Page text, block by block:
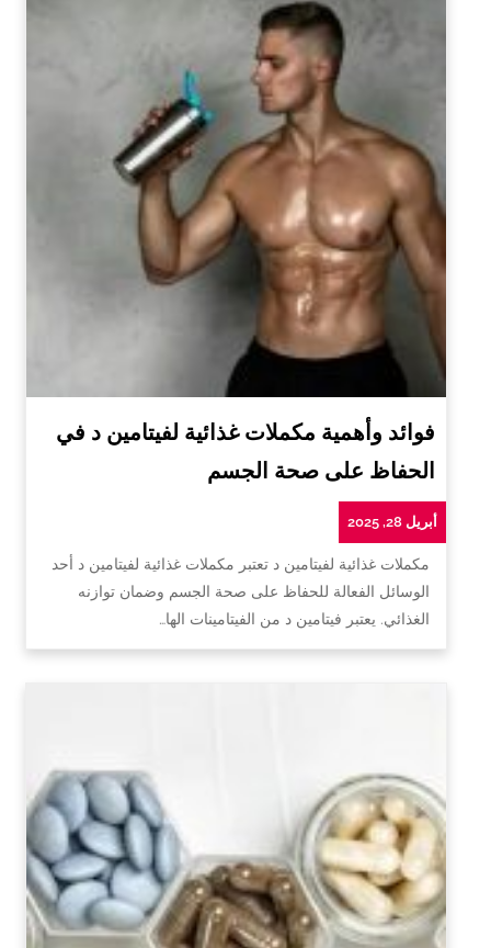
فوائد وأهمية مكملات غذائية لفيتامين د في
الحفاظ على صحة الجسم
أبريل 28, 2025
مكملات غذائية لفيتامين د تعتبر مكملات غذائية لفيتامين د أحد
الوسائل الفعالة للحفاظ على صحة الجسم وضمان توازنه
الغذائي. يعتبر فيتامين د من الفيتامينات الها…